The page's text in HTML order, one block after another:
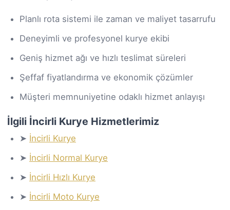
Planlı rota sistemi ile zaman ve maliyet tasarrufu
Deneyimli ve profesyonel kurye ekibi
Geniş hizmet ağı ve hızlı teslimat süreleri
Şeffaf fiyatlandırma ve ekonomik çözümler
Müşteri memnuniyetine odaklı hizmet anlayışı
İlgili İncirli Kurye Hizmetlerimiz
➤ İncirli Kurye
➤ İncirli Normal Kurye
➤ İncirli Hızlı Kurye
➤ İncirli Moto Kurye